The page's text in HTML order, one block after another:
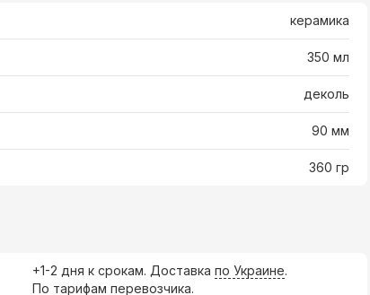
керамика
350 мл
деколь
90 мм
360 гр
+1-2 дня к срокам. Доставка по Украине.
По тарифам перевозчика.